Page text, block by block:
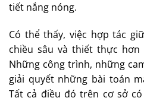
tiết nắng nóng.
Có thể thấy, việc hợp tác
chiều sâu và thiết thực hơn
Những công trình, những
giải quyết những bài toán
Tất cả điều đó trên cơ sở